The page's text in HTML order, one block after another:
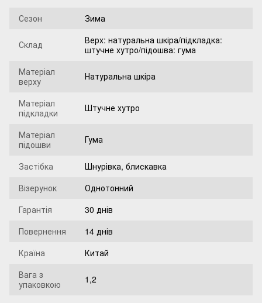
Сезон Зима
Склад
Верх: натуральна шкіра/підкладка:
штучне хутро/підошва: гума
Матеріал
верху
Натуральна шкіра
Матеріал
підкладки
Штучне хутро
Матеріал
підошви
Гума
Застібка
Шнурівка, блискавка
Візерунок
Однотонний
Гарантія
30 днів
Повернення
14 днів
Країна
Китай
Вага з
упаковкою
1,2